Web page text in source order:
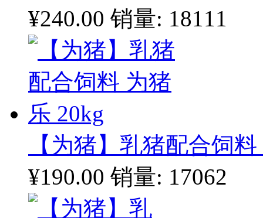
¥240.00 销量: 18111
【为猪】乳猪配合饲
¥190.00 销量: 17062